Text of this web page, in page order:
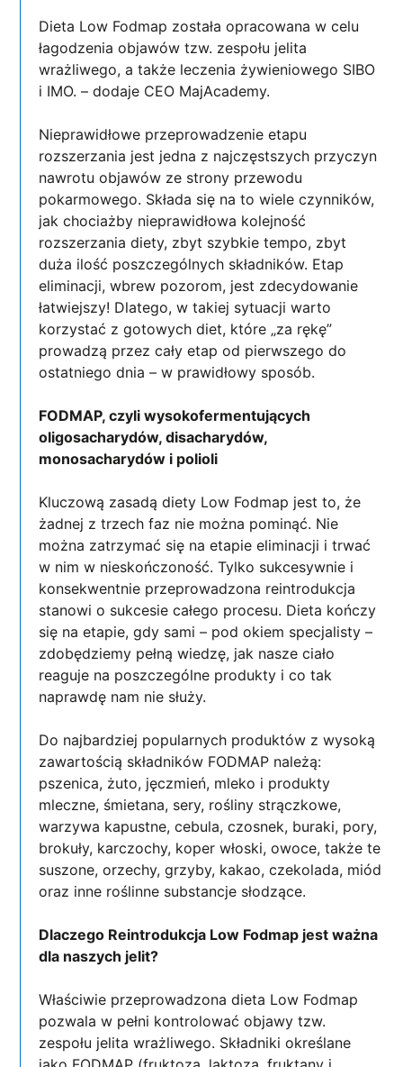
Dieta Low Fodmap została opracowana w celu
łagodzenia objawów tzw. zespołu jelita
wrażliwego, a także leczenia żywieniowego SIBO
i IMO. – dodaje CEO MajAcademy.
Nieprawidłowe przeprowadzenie etapu
rozszerzania jest jedna z najczęstszych przyczyn
nawrotu objawów ze strony przewodu
pokarmowego. Składa się na to wiele czynników,
jak chociażby nieprawidłowa kolejność
rozszerzania diety, zbyt szybkie tempo, zbyt
duża ilość poszczególnych składników. Etap
eliminacji, wbrew pozorom, jest zdecydowanie
łatwiejszy! Dlatego, w takiej sytuacji warto
korzystać z gotowych diet, które „za rękę”
prowadzą przez cały etap od pierwszego do
ostatniego dnia – w prawidłowy sposób.
FODMAP, czyli wysokofermentujących
oligosacharydów, disacharydów,
monosacharydów i polioli
Kluczową zasadą diety Low Fodmap jest to, że
żadnej z trzech faz nie można pominąć. Nie
można zatrzymać się na etapie eliminacji i trwać
w nim w nieskończoność. Tylko sukcesywnie i
konsekwentnie przeprowadzona reintrodukcja
stanowi o sukcesie całego procesu. Dieta kończy
się na etapie, gdy sami – pod okiem specjalisty –
zdobędziemy pełną wiedzę, jak nasze ciało
reaguje na poszczególne produkty i co tak
naprawdę nam nie służy.
Do najbardziej popularnych produktów z wysoką
zawartością składników FODMAP należą:
pszenica, żuto, jęczmień, mleko i produkty
mleczne, śmietana, sery, rośliny strączkowe,
warzywa kapustne, cebula, czosnek, buraki, pory,
brokuły, karczochy, koper włoski, owoce, także te
suszone, orzechy, grzyby, kakao, czekolada, miód
oraz inne roślinne substancje słodzące.
Dlaczego Reintrodukcja Low Fodmap jest ważna
dla naszych jelit?
Właściwie przeprowadzona dieta Low Fodmap
pozwala w pełni kontrolować objawy tzw.
zespołu jelita wrażliwego. Składniki określane